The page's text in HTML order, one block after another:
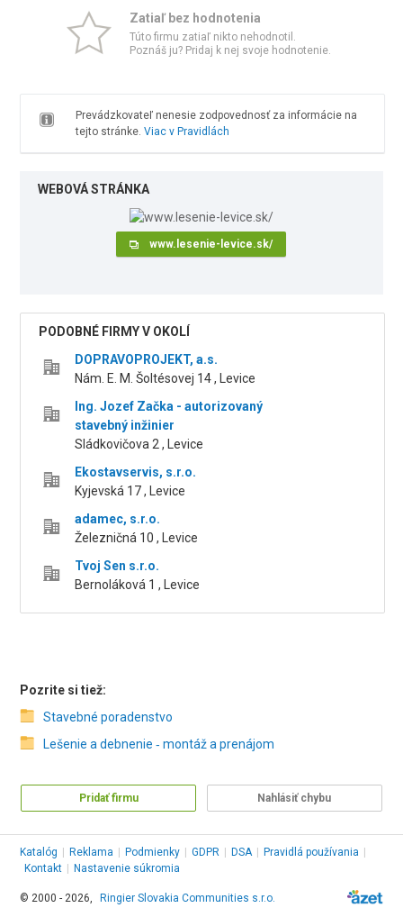
Zatiaľ bez hodnotenia
Túto firmu zatiaľ nikto nehodnotil.
Poznáš ju? Pridaj k nej svoje hodnotenie.
Prevádzkovateľ nenesie zodpovednosť za informácie na
tejto stránke. Viac v Pravidlách
WEBOVÁ STRÁNKA
www.lesenie-levice.sk/
PODOBNÉ FIRMY V OKOLÍ
DOPRAVOPROJEKT, a.s.
Nám. E. M. Šoltésovej 14 , Levice
Ing. Jozef Začka - autorizovaný
stavebný inžinier
Sládkovičova 2 , Levice
Ekostavservis, s.r.o.
Kyjevská 17 , Levice
adamec, s.r.o.
Železničná 10 , Levice
Tvoj Sen s.r.o.
Bernoláková 1 , Levice
Pozrite si tiež:
Stavebné poradenstvo
Lešenie a debnenie ‑ montáž a prenájom
Pridať firmu Nahlásiť chybu
Katalóg Reklama Podmienky GDPR DSA Pravidlá používania
Kontakt
Nastavenie súkromia
© 2000 - 2026, Ringier Slovakia Communities s.r.o.